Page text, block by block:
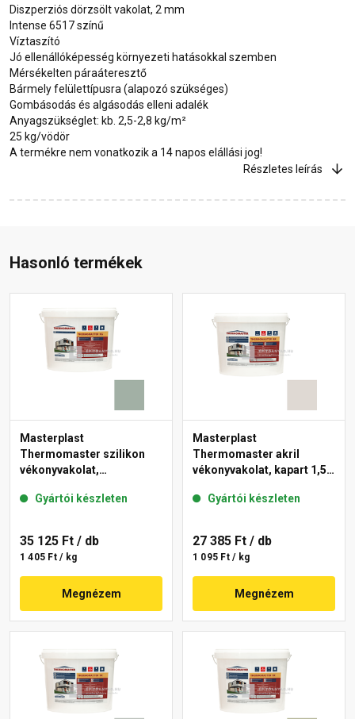
Diszperziós dörzsölt vakolat, 2 mm
Intense 6517 színű
Víztaszító
Jó ellenállóképesség környezeti hatásokkal szemben
Mérsékelten páraáteresztő
Bármely felülettípusra (alapozó szükséges)
Gombásodás és algásodás elleni adalék
Anyagszükséglet: kb. 2,5-2,8 kg/m²
25 kg/vödör
A termékre nem vonatkozik a 14 napos elállási jog!
Részletes leírás
Hasonló termékek
Masterplast
Thermomaster szilikon
vékonyvakolat,
43-D 25 kg
Gyártói készleten
35 125 Ft / db
1 405 Ft / kg
Megnézem
Masterplast
Thermomaster akril
vékonyvakolat, kapart 1,5
Gyártói készleten
27 385 Ft / db
1 095 Ft / kg
Megnézem